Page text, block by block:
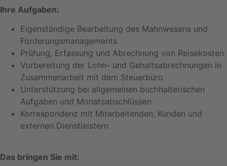
Ihre Aufgaben:
Eigenständige Bearbeitung des Mahnwesens und
Forderungsmanagements
Prüfung, Erfassung und Abrechnung von Reisekosten
Vorbereitung der Lohn- und Gehaltsabrechnungen in
Zusammenarbeit mit dem Steuerbüro
Unterstützung bei allgemeinen buchhalterischen
Aufgaben und Monatsabschlüssen
Korrespondenz mit Mitarbeitenden, Kunden und
externen Dienstleistern
Das bringen Sie mit: